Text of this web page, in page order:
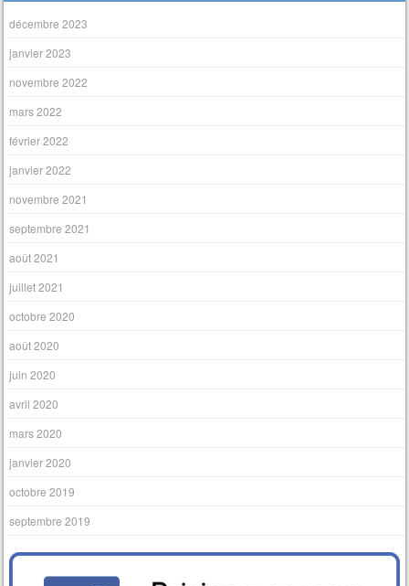
décembre 2023
janvier 2023
novembre 2022
mars 2022
février 2022
janvier 2022
novembre 2021
septembre 2021
août 2021
juillet 2021
octobre 2020
août 2020
juin 2020
avril 2020
mars 2020
janvier 2020
octobre 2019
septembre 2019